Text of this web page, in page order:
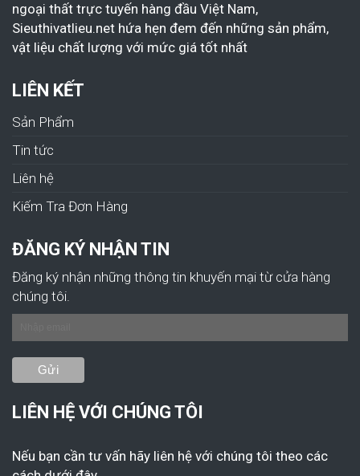
ngoại thất trực tuyến hàng đầu Việt Nam,
Sieuthivatlieu.net hứa hẹn đem đến những sản phẩm,
vật liệu chất lượng với mức giá tốt nhất
LIÊN KẾT
Sản Phẩm
Tin tức
Liên hệ
Kiếm Tra Đơn Hàng
ĐĂNG KÝ NHẬN TIN
Đăng ký nhận những thông tin khuyến mại từ cửa hàng
chúng tôi.
LIÊN HỆ VỚI CHÚNG TÔI
Nếu bạn cần tư vấn hãy liên hệ với chúng tôi theo các